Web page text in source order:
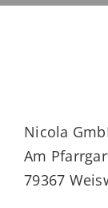
Nicola
Am
79367